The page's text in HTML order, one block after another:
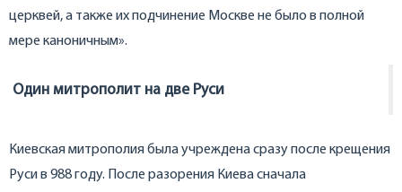
церквей, а также их подчинение Москве не было в полной
мере каноничным».
Один митрополит на две Руси
Киевская митрополия была учреждена сразу после крещения
Руси в 988 году. После разорения Киева сначала